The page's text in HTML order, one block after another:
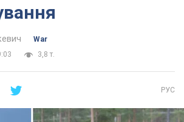
War
3,8 т.
РУС